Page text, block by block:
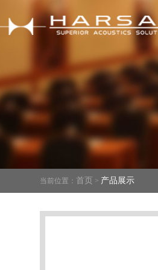
当前位置： 首页 > 产品展示